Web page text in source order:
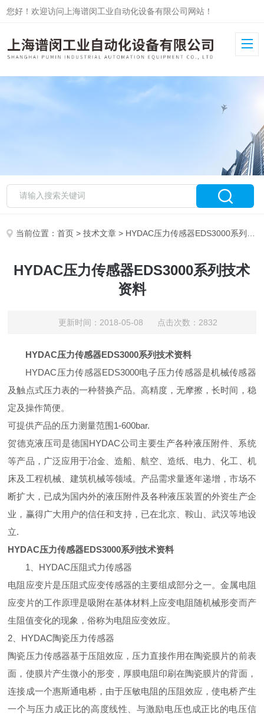
您好！欢迎访问上海谱闵工业自动化设备有限公司网站！
当前位置：首页 >技术文章 > HYDAC压力传感器EDS3000系列技术资料
HYDAC压力传感器EDS3000系列技术
资料
更新时间：2018-05-08 点击次数：2832
HYDAC压力传感器EDS3000系列技术资料
HYDAC压力传感器EDS3000电子压力传感器是机械传感器
及触点式压力表的一种替换产品。高精度，无摩擦，长时间，稳
定及操作简便。
可提供产品的压力测量范围1-600bar.
贺德克液压司是德国HYDAC公司主要生产各种液压附件、系统
等产品，广泛应用于冶金、造船、航空、造纸、电力、化工、机
床及工程机械、建筑机械等领域。产品需求量逐年递增，市场不
断扩大，已成为国内外的液压附件及各种液压装置的外资生产企
业，赢得广大用户的信任和支持，已在北京、鞍山、武汉等地设
立.
HYDAC压力传感器EDS3000系列技术资料
1、HYDAC压阻式力传感器
电阻应变片是压阻式应变传感器的主要组成部分之一。金属电阻
应变片的工作原理是吸附在基体材料上应变电阻随机械形变而产
生阻值变化的现象，俗称为电阻应变效应。
2、HYDAC陶瓷压力传感器
陶瓷压力传感器基于压阻效应，压力直接作用在陶瓷膜片的前表
面，使膜片产生微小的形变，厚膜电阻印刷在陶瓷膜片的背面，
连接成一个惠斯通电桥，由于压敏电阻的压阻效应，使电桥产生
一个与压力成正比的高度线性、与激励电压也成正比的电压信